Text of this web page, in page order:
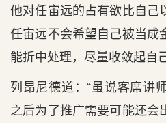
他对任宙远的占有欲比自己
任宙远不会希望自己被当成
能折中处理，尽量收敛起自
列昂尼德道：“虽说客席讲
之后为了推广需要可能还会